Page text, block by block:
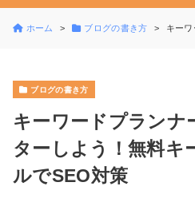
ホーム ブログの書き方 キー
ブログの書き方
キーワードプランナ
ターしよう！無料キ
ルでSEO対策